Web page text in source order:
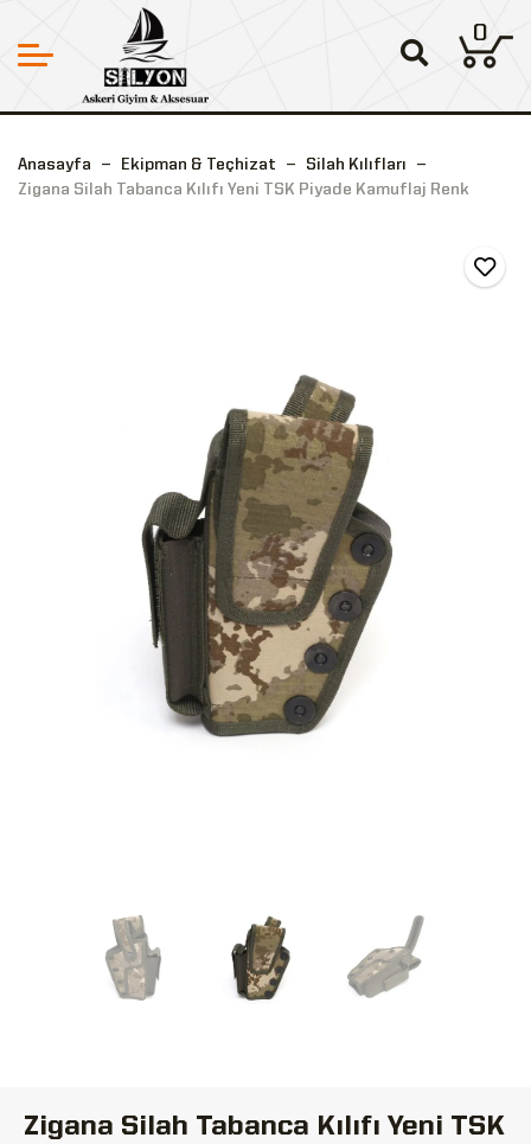
0
Anasayfa Ekipman & Teçhizat
Silah Kılıfları
Zigana Silah Tabanca Kılıfı Yeni TSK Piyade Kamuflaj Renk
Zigana Silah Tabanca Kılıfı Yeni TSK